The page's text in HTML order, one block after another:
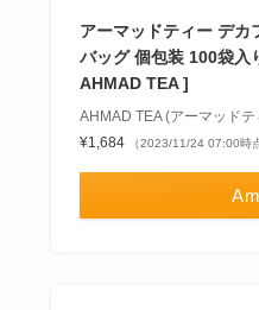
アーマッドティー デカ
バッグ 個包装 100袋入
AHMAD TEA ]
AHMAD TEA (アーマッドテ
¥1,684
（2023/11/24 07:00時